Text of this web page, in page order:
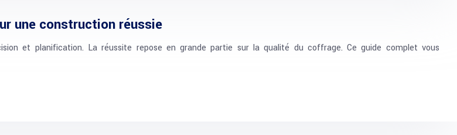
une construction réussie
et planification. La réussite repose en grande partie sur la qualité du coffrage. Ce guide complet vous